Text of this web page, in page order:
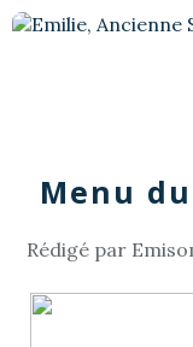
Menu
Rédigé par